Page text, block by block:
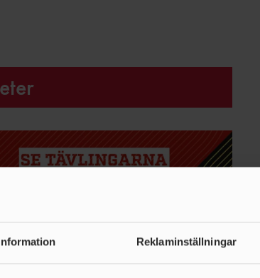
Reklaminställningar